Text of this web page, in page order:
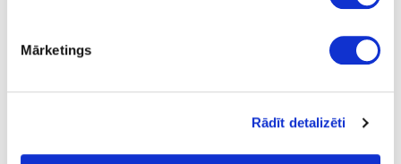
Mārketings
Rādīt detalizēti
Pfleiderer